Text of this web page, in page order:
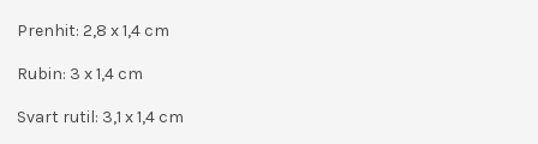
Prenhit: 2,8 x 1,4 cm
Rubin: 3 x 1,4 cm
Svart rutil: 3,1 x 1,4 cm